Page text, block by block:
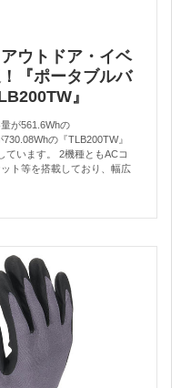
ウトドア・イベ
『ポータブルバ
』
が561.6Whの
の『TLB200TW』
ています。 2機種ともACコ
ト等を搭載しており、幅広